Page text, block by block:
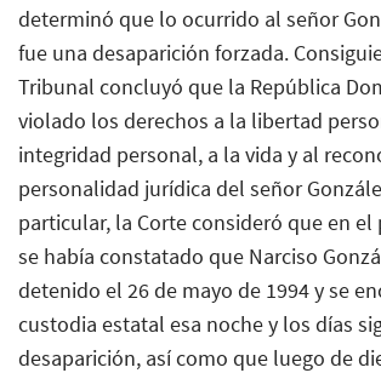
determinó que lo ocurrido al señor
fue una desaparición forzada.
Tribunal concluyó que la República
violado los derechos a la libertad
integridad personal, a la vida y al
personalidad jurídica del señor
particular, la Corte consideró que en el
se había constatado que Narciso
detenido el 26 de mayo de 1994 y se
custodia estatal esa noche y los días
desaparición, así como que luego de